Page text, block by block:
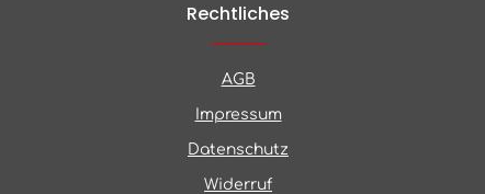
Rechtliches
AGB
Impressum
Datenschutz
Widerruf